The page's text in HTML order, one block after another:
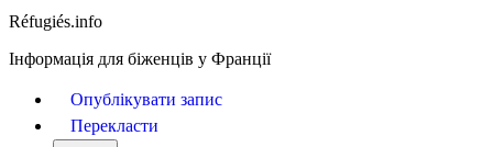
Réfugiés.info
Інформація для біженців у Франції
Опублікувати запис
Перекласти